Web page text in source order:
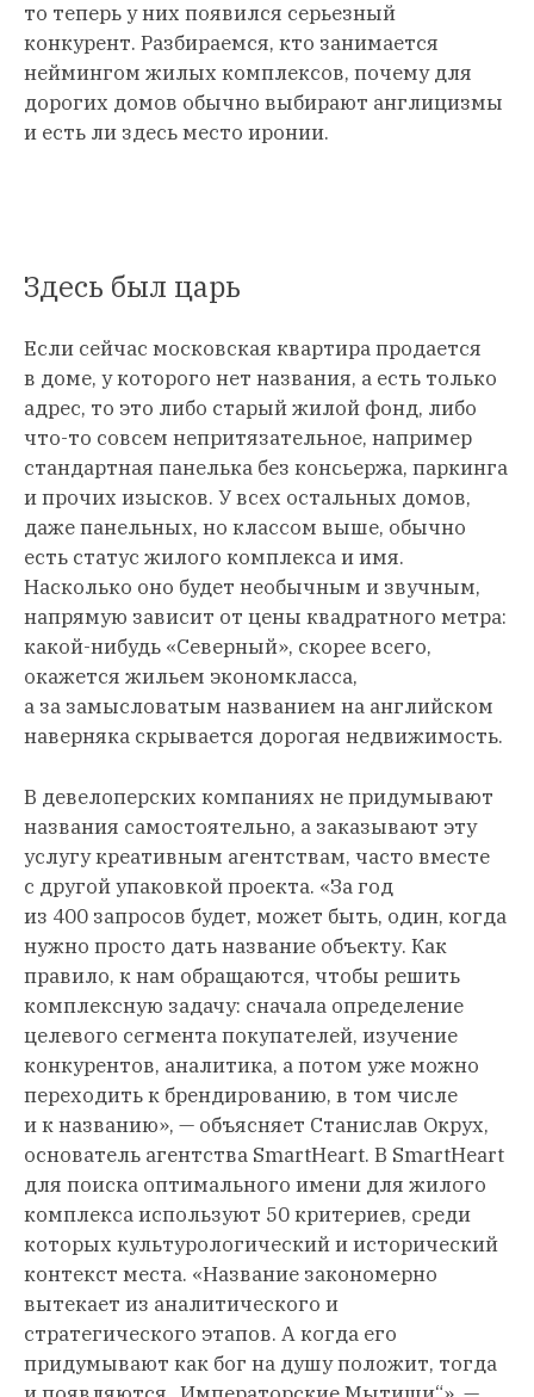
то теперь у них появился серьезный
конкурент. Разбираемся, кто занимается
неймингом жилых комплексов, почему для
дорогих домов обычно выбирают англицизмы
и есть ли здесь место иронии.
Здесь был царь
Если сейчас московская квартира продается
в доме, у которого нет названия, а есть только
адрес, то это либо старый жилой фонд, либо
что-то совсем непритязательное, например
стандартная панелька без консьержа, паркинга
и прочих изысков. У всех остальных домов,
даже панельных, но классом выше, обычно
есть статус жилого комплекса и имя.
Насколько оно будет необычным и звучным,
напрямую зависит от цены квадратного метра:
какой-нибудь «Северный», скорее всего,
окажется жильем экономкласса,
а за замысловатым названием на английском
наверняка скрывается дорогая недвижимость.
В девелоперских компаниях не придумывают
названия самостоятельно, а заказывают эту
услугу креативным агентствам, часто вместе
с другой упаковкой проекта. «За год
из 400 запросов будет, может быть, один, когда
нужно просто дать название объекту. Как
правило, к нам обращаются, чтобы решить
комплексную задачу: сначала определение
целевого сегмента покупателей, изучение
конкурентов, аналитика, а потом уже можно
переходить к брендированию, в том числе
и к названию», — объясняет Станислав Окрух,
основатель агентства SmartHeart. В SmartHeart
для поиска оптимального имени для жилого
комплекса используют 50 критериев, среди
которых культурологический и исторический
контекст места. «Название закономерно
вытекает из аналитического и
стратегического этапов. А когда его
придумывают как бог на душу положит, тогда